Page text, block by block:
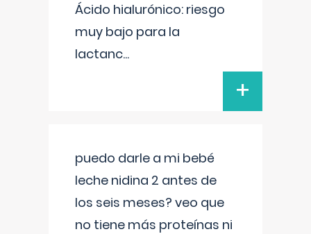
Ácido hialurónico: riesgo
muy bajo para la
lactanc...
+
puedo darle a mi bebé
leche nidina 2 antes de
los seis meses? veo que
no tiene más proteínas ni